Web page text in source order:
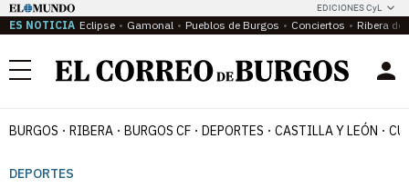
EDICIONES CyL
ES NOTICIA Eclipse Gamonal Pueblos de Burgos Conciertos Ribera del
Menú
BURGOS RIBERA BURGOS CF DEPORTES CASTILLA Y LEÓN
DEPORTES